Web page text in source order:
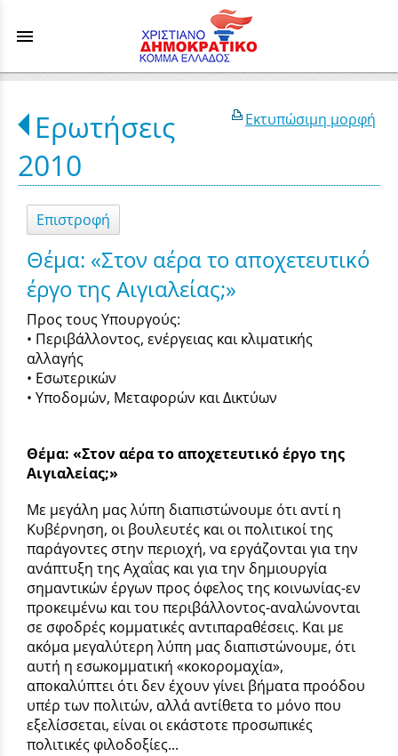
menu
Εκτυπώσιμη μορφή
Ερωτήσεις
2010
Επιστροφή
Θέμα: «Στον αέρα το αποχετευτικό
έργο της Αιγιαλείας;»
Προς τους Υπουργούς:
• Περιβάλλοντος, ενέργειας και κλιματικής
αλλαγής
• Εσωτερικών
• Υποδομών, Μεταφορών και Δικτύων
Θέμα: «Στον αέρα το αποχετευτικό έργο της
Αιγιαλείας;»
Με μεγάλη μας λύπη διαπιστώνουμε ότι αντί η
Κυβέρνηση, οι βουλευτές και οι πολιτικοί της
παράγοντες στην περιοχή, να εργάζονται για την
ανάπτυξη της Αχαΐας και για την δημιουργία
σημαντικών έργων προς όφελος της κοινωνίας-εν
προκειμένω και του περιβάλλοντος-αναλώνονται
σε σφοδρές κομματικές αντιπαραθέσεις. Και με
ακόμα μεγαλύτερη λύπη μας διαπιστώνουμε, ότι
αυτή η εσωκομματική «κοκορομαχία»,
αποκαλύπτει ότι δεν έχουν γίνει βήματα προόδου
υπέρ των πολιτών, αλλά αντίθετα το μόνο που
εξελίσσεται, είναι οι εκάστοτε προσωπικές
πολιτικές φιλοδοξίες...